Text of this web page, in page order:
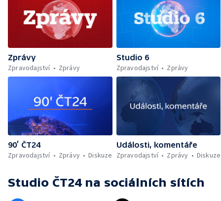
Zprávy
Zpravodajství
Zprávy
Studio 6
Zpravodajství
Zprávy
90’ ČT24
Zpravodajství
Zprávy Diskuze
Události, komentáře
Zpravodajství
Zprávy Diskuze
Studio ČT24 na sociálních sítích